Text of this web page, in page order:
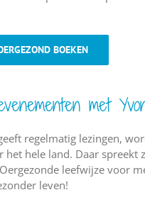
BOEKEN
met
regelmatig lezingen,
het hele land. Daar spreekt
leefwijze voor
leven!